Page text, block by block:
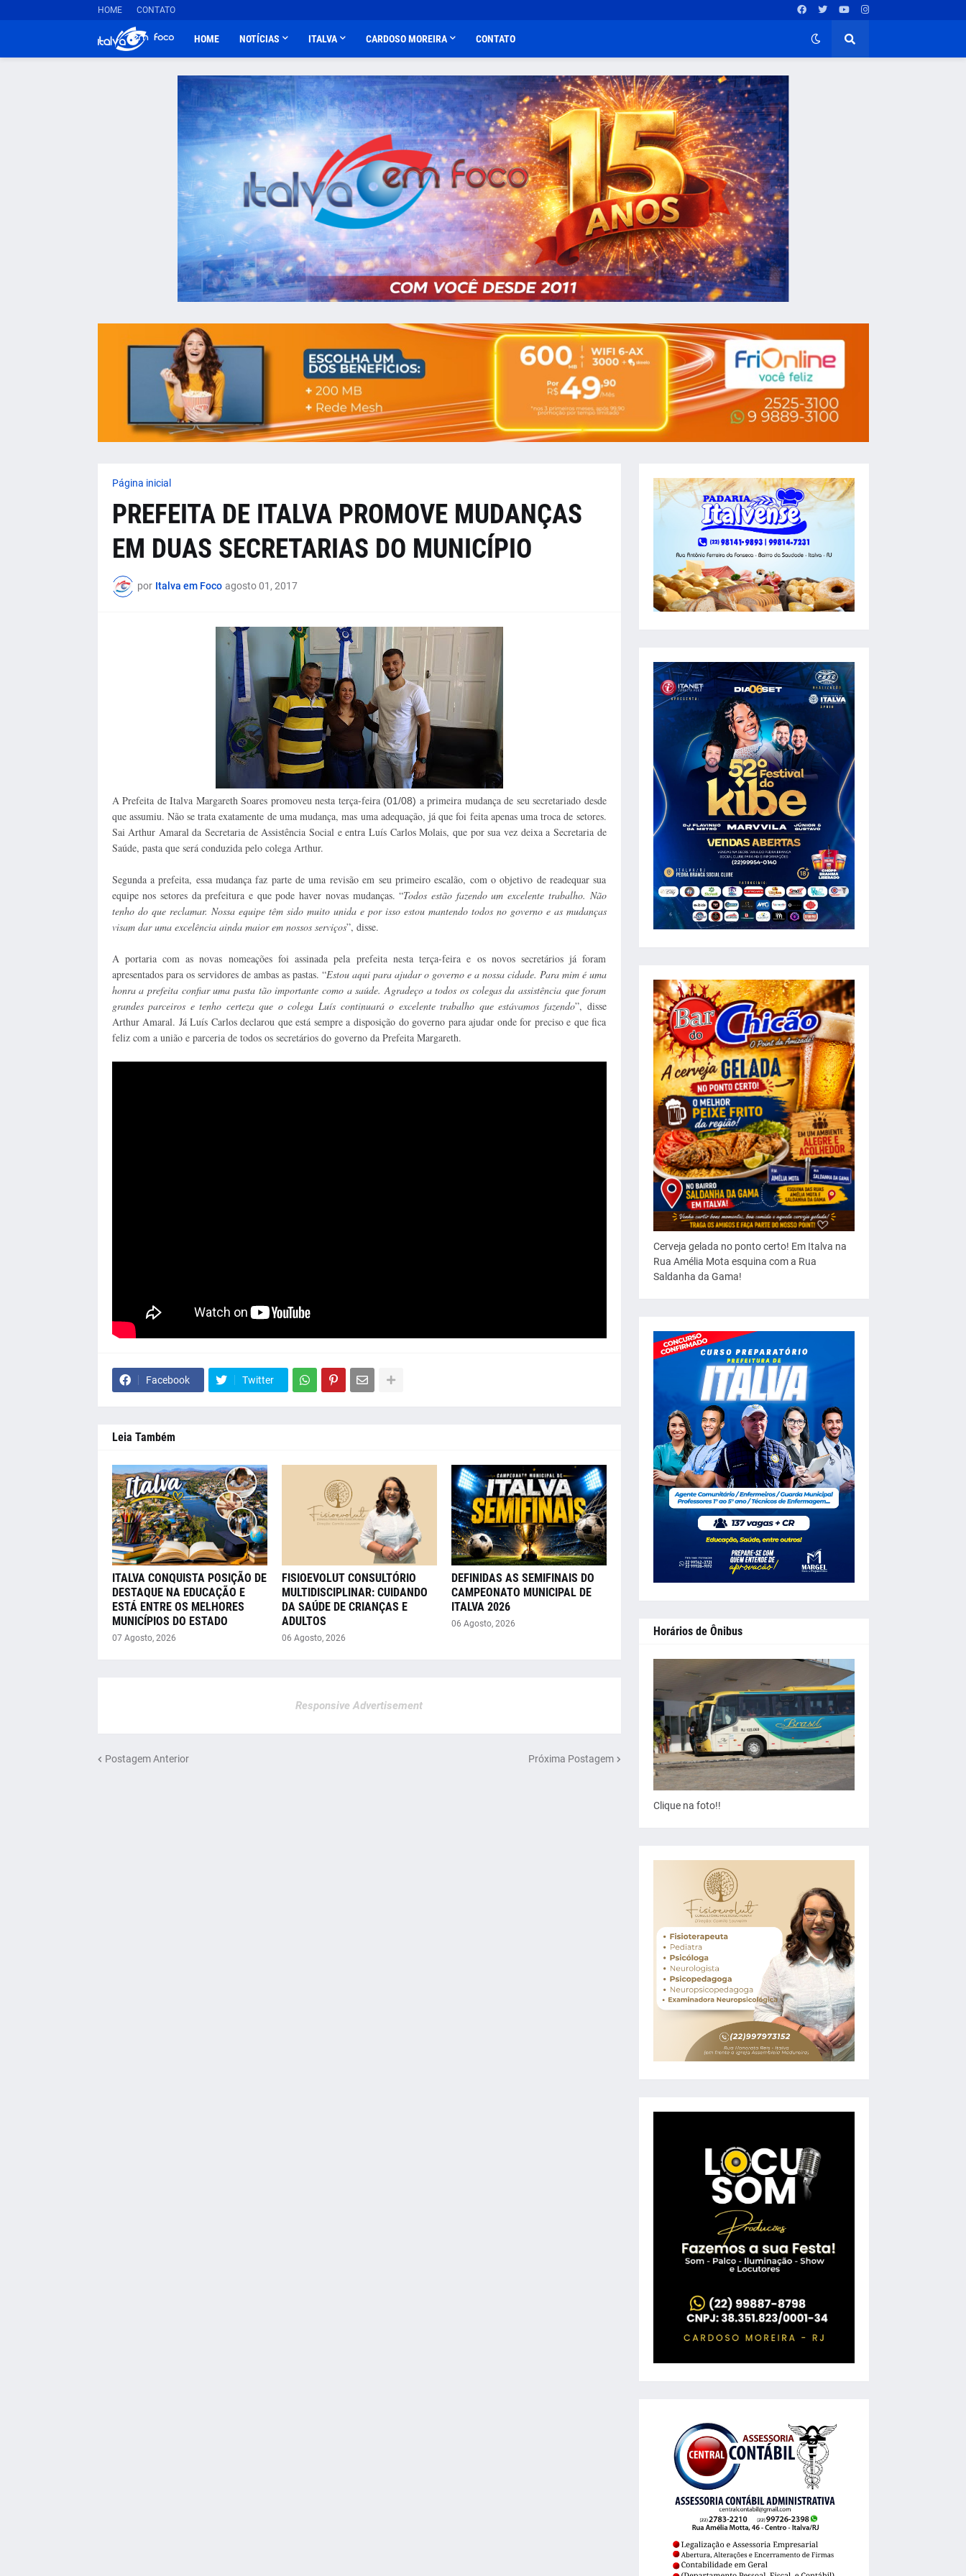
HOME CONTATO
HOME NOTÍCIAS ITALVA CARDOSO MOREIRA CONTATO
Página inicial
PREFEITA DE ITALVA PROMOVE MUDANÇAS
EM DUAS SECRETARIAS DO MUNICÍPIO
por Italva em Foco agosto 01, 2017
A Prefeita de Italva Margareth Soares promoveu nesta terça-feira (01/08) a primeira mudança de seu secretariado desde
que assumiu. Não se trata exatamente de uma mudança, mas uma adequação, já que foi feita apenas uma troca de setores.
Sai Arthur Amaral da Secretaria de Assistência Social e entra Luís Carlos Molais, que por sua vez deixa a Secretaria de
Saúde, pasta que será conduzida pelo colega Arthur.
Segunda a prefeita, essa mudança faz parte de uma revisão em seu primeiro escalão, com o objetivo de readequar sua
equipe nos setores da prefeitura e que pode haver novas mudanças. “Todos estão fazendo um excelente trabalho. Não
tenho do que reclamar. Nossa equipe têm sido muito unida e por isso estou mantendo todos no governo e as mudanças
visam dar uma excelência ainda maior em nossos serviços”, disse.
A portaria com as novas nomeações foi assinada pela prefeita nesta terça-feira e os novos secretários já foram
apresentados para os servidores de ambas as pastas. “Estou aqui para ajudar o governo e a nossa cidade. Para mim é uma
honra a prefeita confiar uma pasta tão importante como a saúde. Agradeço a todos os colegas da assistência que foram
grandes parceiros e tenho certeza que o colega Luís continuará o excelente trabalho que estávamos fazendo”, disse
Arthur Amaral. Já Luís Carlos declarou que está sempre a disposição do governo para ajudar onde for preciso e que fica
feliz com a união e parceria de todos os secretários do governo da Prefeita Margareth.
Facebook Twitter
Leia Também
ITALVA CONQUISTA POSIÇÃO DE
DESTAQUE NA EDUCAÇÃO E
ESTÁ ENTRE OS MELHORES
MUNICÍPIOS DO ESTADO
07 Agosto, 2026
FISIOEVOLUT CONSULTÓRIO
MULTIDISCIPLINAR: CUIDANDO
DA SAÚDE DE CRIANÇAS E
ADULTOS
06 Agosto, 2026
DEFINIDAS AS SEMIFINAIS DO
CAMPEONATO MUNICIPAL DE
ITALVA 2026
06 Agosto, 2026
Responsive Advertisement
Postagem Anterior Próxima Postagem
Cerveja gelada no ponto certo! Em Italva na
Rua Amélia Mota esquina com a Rua
Saldanha da Gama!
Horários de Ônibus
Clique na foto!!